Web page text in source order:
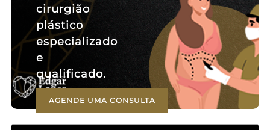
cirurgião
plástico
especializado
e
qualificado.
AGENDE UMA CONSULTA